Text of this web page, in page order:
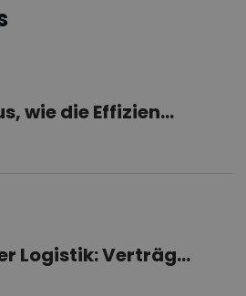
wie die Effizien...
Logistik: Verträg...